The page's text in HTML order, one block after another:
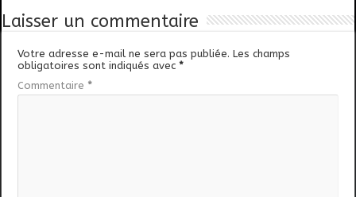
Laisser un commentaire
Votre adresse e-mail ne sera pas publiée. Les champs
obligatoires sont indiqués avec*
Commentaire *